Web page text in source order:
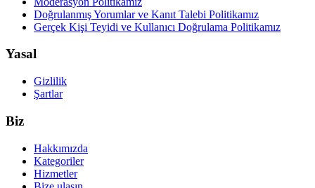
Doğrulanmış Yorumlar ve Kanıt Talebi Politikamız
Gerçek Kişi Teyidi ve Kullanıcı Doğrulama Politikamız
Yasal
Gizlilik
Şartlar
Biz
Hakkımızda
Kategoriler
Hizmetler